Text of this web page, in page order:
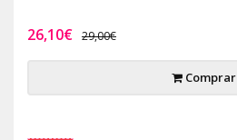
26,10€ 29,00€
Comprar